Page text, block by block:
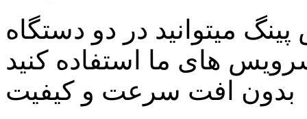
میتوانید در دو دستگاه
های ما استفاده کنید
بدون افت سرعت و کیفیت